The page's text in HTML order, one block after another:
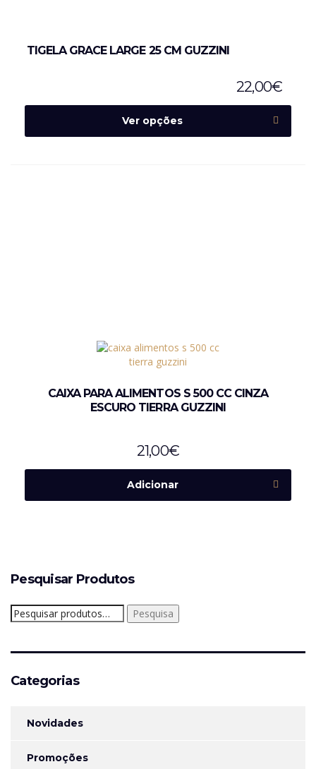
TIGELA GRACE LARGE 25 CM GUZZINI
22,00€
Ver opções
CAIXA PARA ALIMENTOS S 500 CC CINZA
ESCURO TIERRA GUZZINI
21,00€
Adicionar
Pesquisar Produtos
Pesquisar
por:
Pesquisa
Categorias
Novidades
Promoções